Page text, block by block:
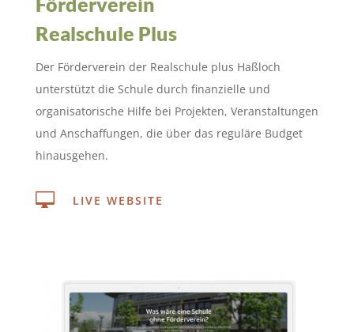
Realschule Plus
Der Förderverein der Realschule plus Haßloch
unterstützt die Schule durch finanzielle und
organisatorische Hilfe bei Projekten, Veranstaltungen
und Anschaffungen, die über das reguläre Budget
hinausgehen.
 LIVE WEBSITE